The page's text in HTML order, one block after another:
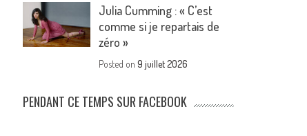
Julia Cumming : « C’est
comme si je repartais de
zéro »
Posted on9 juillet 2026
PENDANT CE TEMPS SUR FACEBOOK